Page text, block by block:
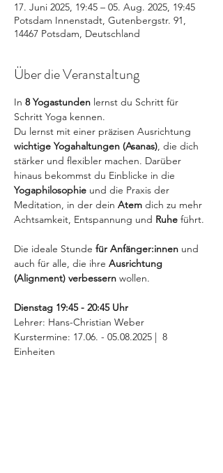
17. Juni 2025, 19:45 – 05. Aug. 2025, 19:45
Potsdam Innenstadt, Gutenbergstr. 91,
14467 Potsdam, Deutschland
Über die Veranstaltung
In 8 Yogastunden lernst du Schritt für
Schritt Yoga kennen.
Du lernst mit einer präzisen Ausrichtung
wichtige Yogahaltungen (Asanas), die dich
stärker und flexibler machen. Darüber
hinaus bekommst du Einblicke in die
Yogaphilosophie und die Praxis der
Meditation, in der dein Atem dich zu mehr
Achtsamkeit, Entspannung und Ruhe führt.
Die ideale Stunde für Anfänger:innen und
auch für alle, die ihre Ausrichtung
(Alignment) verbessern wollen.
Dienstag 19:45 - 20:45 Uhr
Lehrer: Hans-Christian Weber
Kurstermine: 17.06. - 05.08.2025 |  8
Einheiten